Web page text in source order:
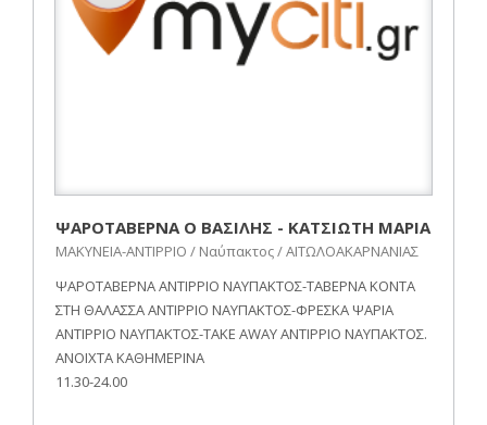
ΨΑΡΟΤΑΒΕΡΝΑ Ο ΒΑΣΙΛΗΣ - ΚΑΤΣΙΩΤΗ ΜΑΡΙΑ
ΜΑΚΥΝΕΙΑ-ΑΝΤΙΡΡΙΟ / Ναύπακτος / ΑΙΤΩΛΟΑΚΑΡΝΑΝΙΑΣ
ΨΑΡΟΤΑΒΕΡΝΑ ΑΝΤΙΡΡΙΟ ΝΑΥΠΑΚΤΟΣ-ΤΑΒΕΡΝΑ ΚΟΝΤΑ
ΣΤΗ ΘΑΛΑΣΣΑ ΑΝΤΙΡΡΙΟ ΝΑΥΠΑΚΤΟΣ-ΦΡΕΣΚΑ ΨΑΡΙΑ
ΑΝΤΙΡΡΙΟ ΝΑΥΠΑΚΤΟΣ-TAKE AWAY ΑΝΤΙΡΡΙΟ ΝΑΥΠΑΚΤΟΣ.
ΑΝΟΙΧΤΑ ΚΑΘΗΜΕΡΙΝΑ
11.30-24.00